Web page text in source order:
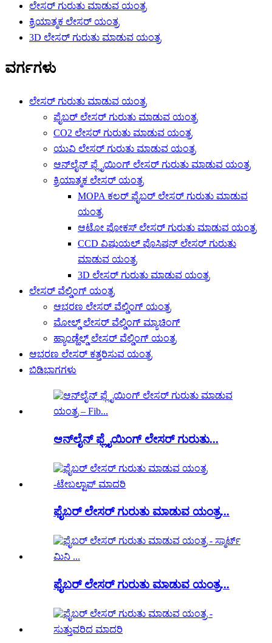
ಲೇಸರ್ ಗುರುತು ಮಾಡುವ ಯಂತ್ರ
ಕ್ರಿಯಾತ್ಮಕ ಲೇಸರ್ ಯಂತ್ರ
3D ಲೇಸರ್ ಗುರುತು ಮಾಡುವ ಯಂತ್ರ
ವರ್ಗಗಳು
ಲೇಸರ್ ಗುರುತು ಮಾಡುವ ಯಂತ್ರ
ಫೈಬರ್ ಲೇಸರ್ ಗುರುತು ಮಾಡುವ ಯಂತ್ರ
CO2 ಲೇಸರ್ ಗುರುತು ಮಾಡುವ ಯಂತ್ರ
ಯುವಿ ಲೇಸರ್ ಗುರುತು ಮಾಡುವ ಯಂತ್ರ
ಆನ್‌ಲೈನ್ ಫ್ಲೈಯಿಂಗ್ ಲೇಸರ್ ಗುರುತು ಮಾಡುವ ಯಂತ್ರ
ಕ್ರಿಯಾತ್ಮಕ ಲೇಸರ್ ಯಂತ್ರ
MOPA ಕಲರ್ ಫೈಬರ್ ಲೇಸರ್ ಗುರುತು ಮಾಡುವ
ಯಂತ್ರ
ಆಟೋ ಫೋಕಸ್ ಲೇಸರ್ ಗುರುತು ಮಾಡುವ ಯಂತ್ರ
CCD ವಿಷುಯಲ್ ಪೊಸಿಷನ್ ಲೇಸರ್ ಗುರುತು
ಮಾಡುವ ಯಂತ್ರ
3D ಲೇಸರ್ ಗುರುತು ಮಾಡುವ ಯಂತ್ರ
ಲೇಸರ್ ವೆಲ್ಡಿಂಗ್ ಯಂತ್ರ
ಆಭರಣ ಲೇಸರ್ ವೆಲ್ಡಿಂಗ್ ಯಂತ್ರ
ಮೋಲ್ಡ್ ಲೇಸರ್ ವೆಲ್ಡಿಂಗ್ ಮ್ಯಾಚಿಂಗ್
ಹ್ಯಾಂಡ್ಹೆಲ್ಡ್ ಲೇಸರ್ ವೆಲ್ಡಿಂಗ್ ಯಂತ್ರ
ಆಭರಣ ಲೇಸರ್ ಕತ್ತರಿಸುವ ಯಂತ್ರ
ಬಿಡಿಭಾಗಗಳು
ಆನ್‌ಲೈನ್ ಫ್ಲೈಯಿಂಗ್ ಲೇಸರ್ ಗುರುತು...
ಫೈಬರ್ ಲೇಸರ್ ಗುರುತು ಮಾಡುವ ಯಂತ್ರ...
ಫೈಬರ್ ಲೇಸರ್ ಗುರುತು ಮಾಡುವ ಯಂತ್ರ...